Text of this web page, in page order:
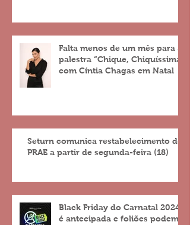
Falta menos de um mês para a
palestra “Chique, Chiquíssima”
com Cíntia Chagas em Natal
Seturn comunica restabelecimento do
PRAE a partir de segunda-feira (18)
Black Friday do Carnatal 2024
é antecipada e foliões podem